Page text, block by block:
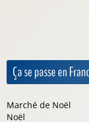
Ça se passe en
Marché de Noël
Noël